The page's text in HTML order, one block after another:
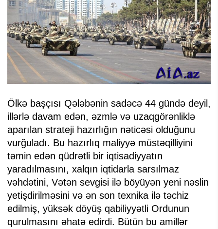
Ölkə başçısı Qələbənin sadəcə 44 gündə deyil,
illərlə davam edən, əzmlə və uzaqgörənliklə
aparılan strateji hazırlığın nəticəsi olduğunu
vurğuladı. Bu hazırlıq maliyyə müstəqilliyini
təmin edən qüdrətli bir iqtisadiyyatın
yaradılmasını, xalqın iqtidarla sarsılmaz
vəhdətini, Vətən sevgisi ilə böyüyən yeni nəslin
yetişdirilməsini və ən son texnika ilə təchiz
edilmiş, yüksək döyüş qabiliyyətli Ordunun
qurulmasını əhatə edirdi. Bütün bu amillər